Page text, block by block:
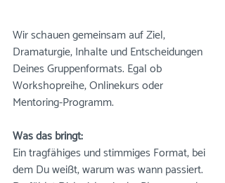
Wir schauen gemeinsam auf Ziel,
Dramaturgie, Inhalte und Entscheidungen
Deines Gruppenformats. Egal ob
Workshopreihe, Onlinekurs oder
Mentoring-Programm.
Was das bringt:
Ein tragfähiges und stimmiges Format, bei
dem Du weißt, warum was wann passiert.